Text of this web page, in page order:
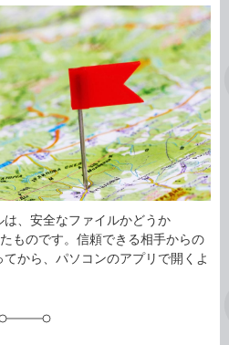
、安全なファイルかどうか
ものです。信頼できる相手からの
から、パソコンのアプリで開くよ